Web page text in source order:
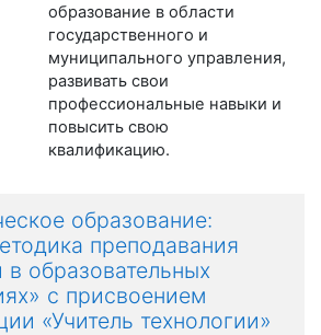
образование в области
государственного и
муниципального управления,
развивать свои
профессиональные навыки и
повысить свою
квалификацию.
образование:
преподавания
в образовательных
с присвоением
«Учитель технологии»